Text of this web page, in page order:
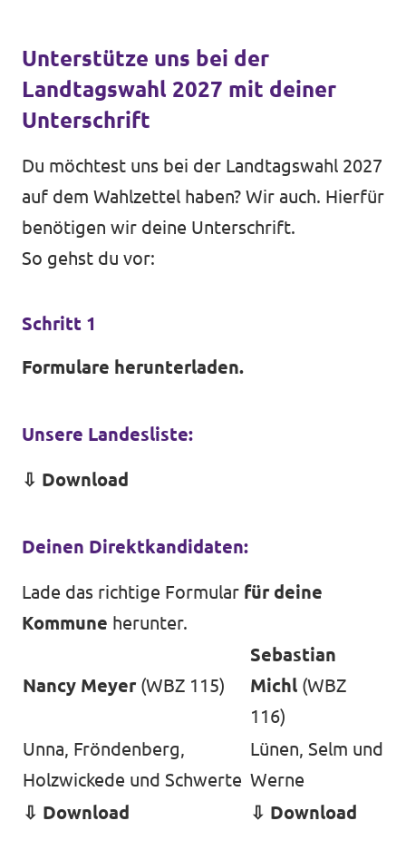
Unterstütze uns bei der
Landtagswahl 2027 mit deiner
Unterschrift
Du möchtest uns bei der Landtagswahl 2027
auf dem Wahlzettel haben? Wir auch. Hierfür
benötigen wir deine Unterschrift.
So gehst du vor:
Schritt 1
Formulare herunterladen.
Unsere Landesliste:
⇩ Download
Deinen Direktkandidaten:
Lade das richtige Formular für deine
Kommune herunter.
Nancy Meyer (WBZ 115)
Sebastian
Michl (WBZ
116)
Unna, Fröndenberg,
Holzwickede und Schwerte
Lünen, Selm und
Werne
⇩ Download ⇩ Download